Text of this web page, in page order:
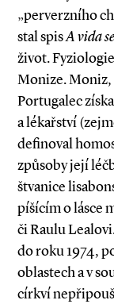
„perverzního
stal spisA vida
život.
Monize. Moniz,
Portugalec
a lékařství
definoval
způsoby její
štvanice
píšícím o lásce
či Raulu
do roku 1974,
oblastech a v
církví